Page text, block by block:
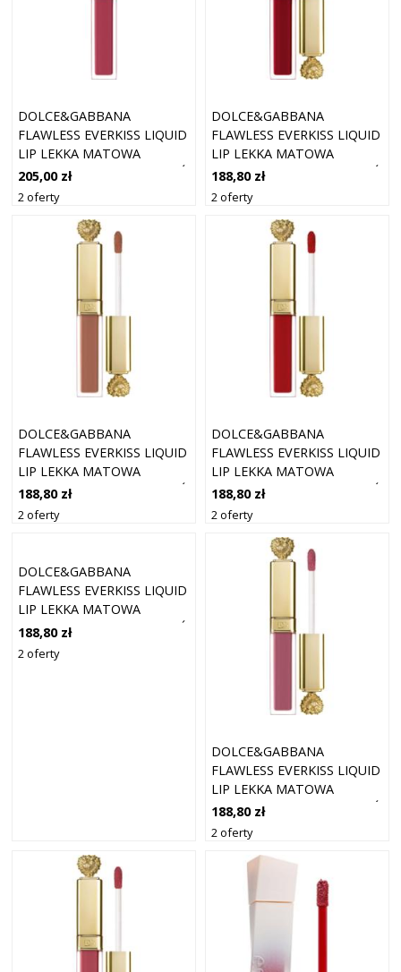
DOLCE&GABBANA
FLAWLESS EVERKISS LIQUID
LIP LEKKA MATOWA
SZMINKA W PŁYNIE ODCIEŃ
PASSION 215 5 ML
205,00 zł
2 oferty
DOLCE&GABBANA
FLAWLESS EVERKISS LIQUID
LIP LEKKA MATOWA
SZMINKA W PŁYNIE ODCIEŃ
AUDACITY 410 5 ML
188,80 zł
2 oferty
DOLCE&GABBANA
FLAWLESS EVERKISS LIQUID
LIP LEKKA MATOWA
SZMINKA W PŁYNIE ODCIEŃ
HOPE 100 5 ML
188,80 zł
2 oferty
DOLCE&GABBANA
FLAWLESS EVERKISS LIQUID
LIP LEKKA MATOWA
SZMINKA W PŁYNIE ODCIEŃ
DEVOTION 405 5 ML
188,80 zł
2 oferty
DOLCE&GABBANA
FLAWLESS EVERKISS LIQUID
LIP LEKKA MATOWA
SZMINKA W PŁYNIE ODCIEŃ
GENEROSITY 110 5 ML
188,80 zł
2 oferty
DOLCE&GABBANA
FLAWLESS EVERKISS LIQUID
LIP LEKKA MATOWA
SZMINKA W PŁYNIE ODCIEŃ
AFFECTION 205 5 ML
188,80 zł
2 oferty